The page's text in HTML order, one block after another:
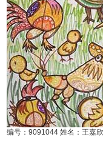
编号：9091044 姓名：王嘉